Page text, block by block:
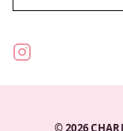
© 2026